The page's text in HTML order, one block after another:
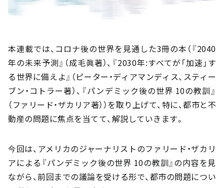
本連載では、コロナ後の世界を見通した3冊の本（『2040
年の未来予測』（成毛眞著）、『2030年:すべてが「加速」す
る世界に備えよ』（ピーター・ディアマンディス、スティー
ブン・コトラー著）、『パンデミック後の世界 10の教訓』
（ファリード・ザカリア著））を取り上げて、特に、都市と不
動産の問題に焦点を当てて、解説していきます。
今回は、アメリカのジャーナリストのファリード・ザカリ
アによる『パンデミック後の世界 10の教訓』の内容を見
ながら、前回までの議論を受ける形で、都市の問題につい